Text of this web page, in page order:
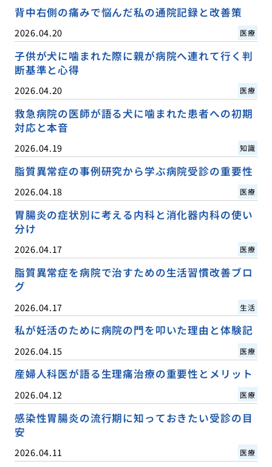
背中右側の痛みで悩んだ私の通院記録と改善策
2026.04.20 医療
子供が犬に噛まれた際に親が病院へ連れて行く判
断基準と心得
2026.04.20 医療
救急病院の医師が語る犬に噛まれた患者への初期
対応と本音
2026.04.19 知識
脂質異常症の事例研究から学ぶ病院受診の重要性
2026.04.18 医療
胃腸炎の症状別に考える内科と消化器内科の使い
分け
2026.04.17 医療
脂質異常症を病院で治すための生活習慣改善ブロ
グ
2026.04.17 生活
私が妊活のために病院の門を叩いた理由と体験記
2026.04.15 医療
産婦人科医が語る生理痛治療の重要性とメリット
2026.04.12 医療
感染性胃腸炎の流行期に知っておきたい受診の目
安
2026.04.11 医療